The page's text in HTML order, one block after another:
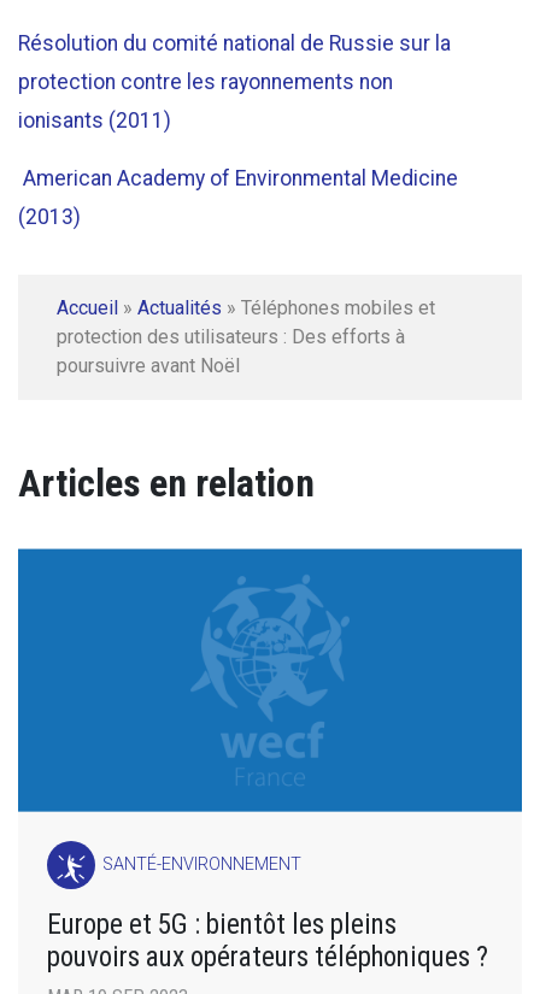
Résolution du comité national de Russie sur la
protection contre les rayonnements non
ionisants (2011)
American Academy of Environmental Medicine
(2013)
Accueil » Actualités » Téléphones mobiles et
protection des utilisateurs : Des efforts à
poursuivre avant Noël
Articles en relation
SANTÉ-ENVIRONNEMENT
Europe et 5G : bientôt les pleins
pouvoirs aux opérateurs téléphoniques ?